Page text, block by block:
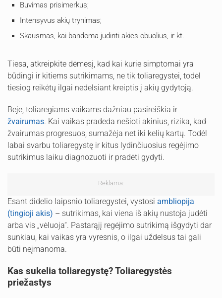
Buvimas prisimerkus;
Intensyvus akių trynimas;
Skausmas, kai bandoma judinti akies obuolius, ir kt.
Tiesa, atkreipkite dėmesį, kad kai kurie simptomai yra
būdingi ir kitiems sutrikimams, ne tik toliaregystei, todėl
tiesiog reikėtų ilgai nedelsiant kreiptis į akių gydytoją.
Beje, toliaregiams vaikams dažniau pasireiškia ir
žvairumas. Kai vaikas pradeda nešioti akinius, rizika, kad
žvairumas progresuos, sumažėja net iki kelių kartų. Todėl
labai svarbu toliaregystę ir kitus lydinčiuosius regėjimo
sutrikimus laiku diagnozuoti ir pradėti gydyti.
Reklama:
Esant didelio laipsnio toliaregystei, vystosi ambliopija
(tingioji akis) – sutrikimas, kai viena iš akių nustoja judėti
arba vis „vėluoja“. Pastarąjį regėjimo sutrikimą išgydyti dar
sunkiau, kai vaikas yra vyresnis, o ilgai uždelsus tai gali
būti neįmanoma.
Kas sukelia toliaregystę? Toliaregystės
priežastys